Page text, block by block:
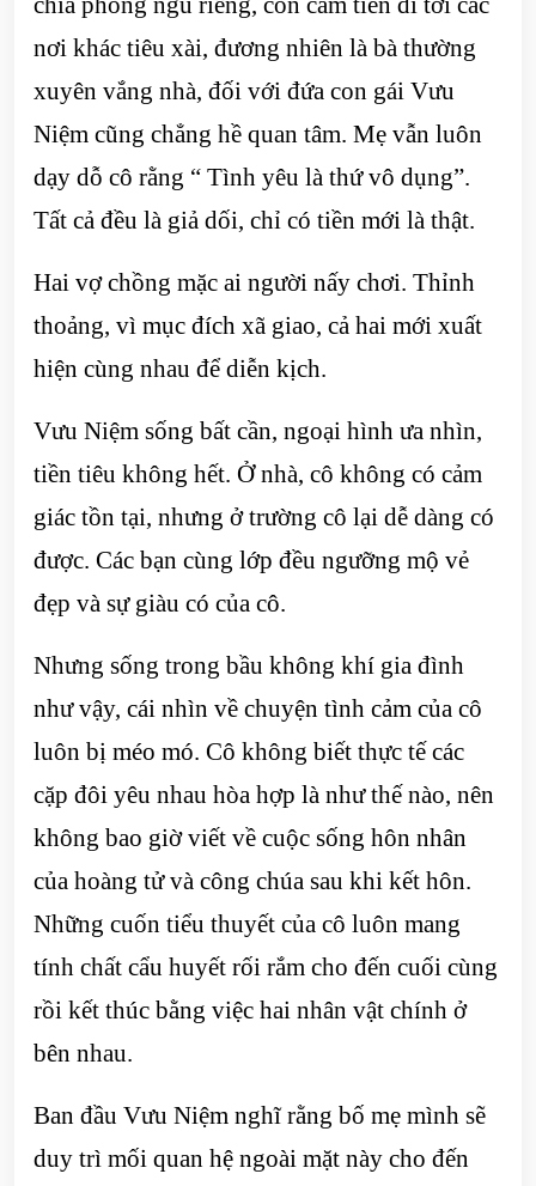
nơi khác tiêu xài, đương nhiên là bà thường
xuyên vắng nhà, đối với đứa con gái Vưu
Niệm cũng chẳng hề quan tâm. Mẹ vẫn luôn
dạy dỗ cô rằng “ Tình yêu là thứ vô dụng”.
Tất cả đều là giả dối, chỉ có tiền mới là thật.
Hai vợ chồng mặc ai người nấy chơi. Thỉnh
thoảng, vì mục đích xã giao, cả hai mới xuất
hiện cùng nhau để diễn kịch.
Vưu Niệm sống bất cần, ngoại hình ưa nhìn,
tiền tiêu không hết. Ở nhà, cô không có cảm
giác tồn tại, nhưng ở trường cô lại dễ dàng có
được. Các bạn cùng lớp đều ngưỡng mộ vẻ
đẹp và sự giàu có của cô.
Nhưng sống trong bầu không khí gia đình
như vậy, cái nhìn về chuyện tình cảm của cô
luôn bị méo mó. Cô không biết thực tế các
cặp đôi yêu nhau hòa hợp là như thế nào, nên
không bao giờ viết về cuộc sống hôn nhân
của hoàng tử và công chúa sau khi kết hôn.
Những cuốn tiểu thuyết của cô luôn mang
tính chất cẩu huyết rối rắm cho đến cuối cùng
rồi kết thúc bằng việc hai nhân vật chính ở
bên nhau.
Ban đầu Vưu Niệm nghĩ rằng bố mẹ mình sẽ
duy trì mối quan hệ ngoài mặt này cho đến